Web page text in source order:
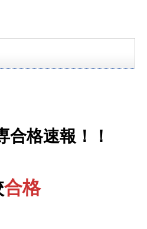
合格速報！！
合格